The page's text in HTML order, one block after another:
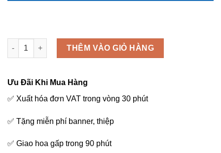
MN 45 số lượng
THÊM VÀO GIỎ HÀNG
Ưu Đãi Khi Mua Hàng
✅ Xuất hóa đơn VAT trong vòng 30 phút
✅ Tặng miễn phí banner, thiệp
✅ Giao hoa gấp trong 90 phút